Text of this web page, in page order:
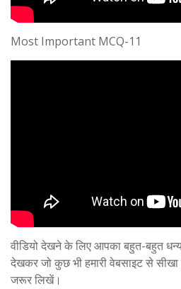
Most Important MCQ-11
वीडियो देखने के लिए आपका बहुत-बहुत
देखकर जो कुछ भी हमारी वेबसाइट से
जरूर लिखें।